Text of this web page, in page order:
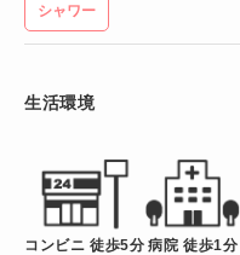
シャワー
生活環境
コンビニ 徒歩5分 病院 徒歩1分